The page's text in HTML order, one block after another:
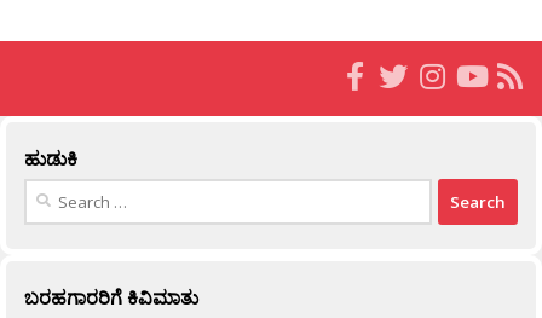
ಹುಡುಕಿ
Search
ಬರಹಗಾರರಿಗೆ ಕಿವಿಮಾತು